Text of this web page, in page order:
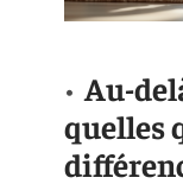
Au-
quelles